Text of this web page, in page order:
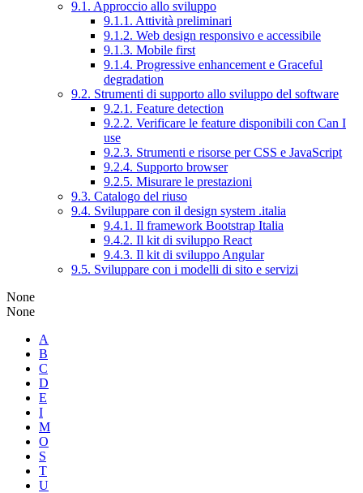
9.1. Approccio allo sviluppo
9.1.1. Attività preliminari
9.1.2. Web design responsivo e accessibile
9.1.3. Mobile first
9.1.4. Progressive enhancement e Graceful
degradation
9.2. Strumenti di supporto allo sviluppo del software
9.2.1. Feature detection
9.2.2. Verificare le feature disponibili con Can I
use
9.2.3. Strumenti e risorse per CSS e JavaScript
9.2.4. Supporto browser
9.2.5. Misurare le prestazioni
9.3. Catalogo del riuso
9.4. Sviluppare con il design system .italia
9.4.1. Il framework Bootstrap Italia
9.4.2. Il kit di sviluppo React
9.4.3. Il kit di sviluppo Angular
9.5. Sviluppare con i modelli di sito e servizi
None
None
A
B
C
D
E
I
M
O
S
T
U